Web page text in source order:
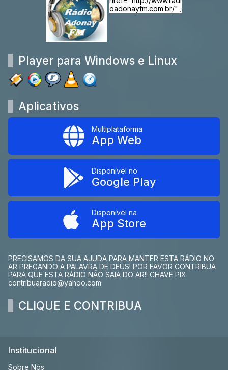
Player para Windows e Linux
Aplicativos
Multiplataforma
App Web
Disponível no
Google Play
Disponível na
App Store
PRECISAMOS DA SUA AJUDA PARA MANTER ESTA RÁDIO NO
AR PREGANDO A PALAVRA DE DEUS! POR FAVOR CONTRIBUA
PARA QUE ESTA RÁDIO NÃO SAIA DO AR!! CHAVE PIX
contribuaradio@yahoo.com
CLIQUE E CONTRIBUA
Institucional
Sobre Nós